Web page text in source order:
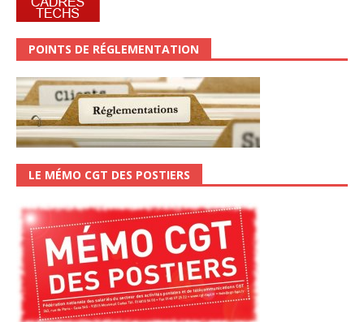
POINTS DE RÉGLEMENTATION
LE MÉMO CGT DES POSTIERS